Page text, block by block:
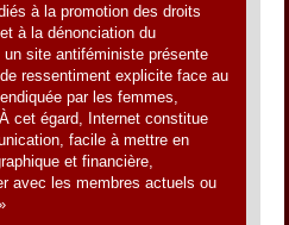
à la promotion des droits
à la dénonciation du
site antiféministe présente
ressentiment explicite face au
par les femmes,
cet égard, Internet constitue
facile à mettre en
et financière,
avec les membres actuels ou